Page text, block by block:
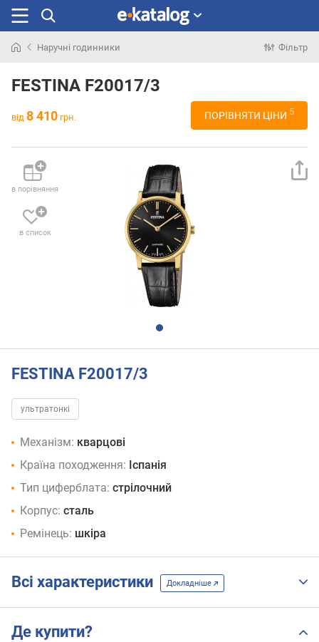
раніше
Наручні годинники Фільтр
FESTINA F20017/3
від 8 410 грн. ПОРІВНЯТИ ЦІНИ 5
в порівняння
в список
FESTINA F20017/3
ультратонкі
Механізм: кварцові
Країна походження: Іспанія
Тип циферблата: стрілочний
Корпус: сталь
Ремінець: шкіра
Всі характеристики Докладніше
Де купити?